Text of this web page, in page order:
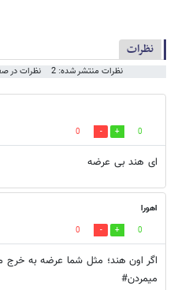
نظرات
نظرات منتشر شده: 2 نظرات در
0
0
ای هند بی عرضه
اهورا
0
0
میمردن#